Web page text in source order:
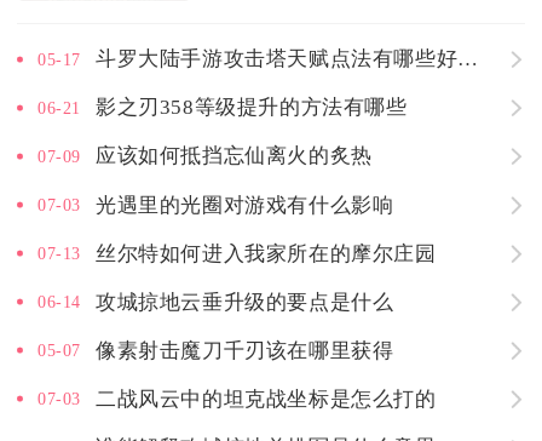
05-17 斗罗大陆手游攻击塔天赋点法有哪些好的选择
06-21 影之刃358等级提升的方法有哪些
07-09 应该如何抵挡忘仙离火的炙热
07-03 光遇里的光圈对游戏有什么影响
07-13 丝尔特如何进入我家所在的摩尔庄园
06-14 攻城掠地云垂升级的要点是什么
05-07 像素射击魔刀千刃该在哪里获得
07-03 二战风云中的坦克战坐标是怎么打的